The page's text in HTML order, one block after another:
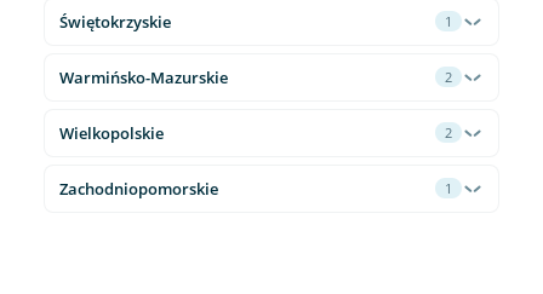
Świętokrzyskie 1
Warmińsko-Mazurskie 2
Wielkopolskie 2
Zachodniopomorskie 1